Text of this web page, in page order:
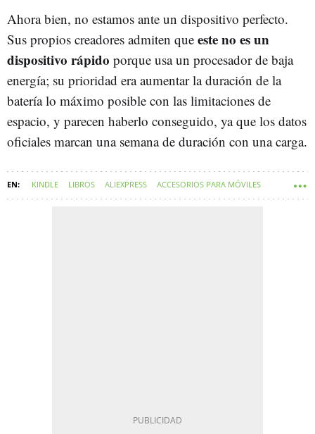
Ahora bien, no estamos ante un dispositivo perfecto.
Sus propios creadores admiten que este no es un
dispositivo rápido porque usa un procesador de baja
energía; su prioridad era aumentar la duración de la
batería lo máximo posible con las limitaciones de
espacio, y parecen haberlo conseguido, ya que los datos
oficiales marcan una semana de duración con una carga.
KINDLE LIBROS ALIEXPRESS ACCESORIOS PARA MÓVILES